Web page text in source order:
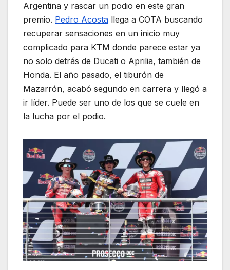
Argentina y rascar un podio en este gran
premio. Pedro Acosta llega a COTA buscando
recuperar sensaciones en un inicio muy
complicado para KTM donde parece estar ya
no solo detrás de Ducati o Aprilia, también de
Honda. El año pasado, el tiburón de
Mazarrón, acabó segundo en carrera y llegó a
ir líder. Puede ser uno de los que se cuele en
la lucha por el podio.